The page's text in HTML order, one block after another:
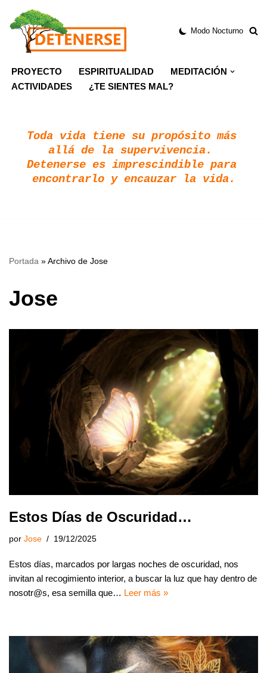
Saltar
Modo Nocturno
PROYECTO ESPIRITUALIDAD
MEDITACIÓN
ACTIVIDADES
¿TE SIENTES MAL?
Toda vida tiene su propósito más
allá de la supervivencia.
Detenerse es imprescindible para
encontrarlo y encauzar la vida.
Portada »Archivo de Jose
Jose
Estos Días de Oscuridad…
por Jose 19/12/2025
Estos días, marcados por largas noches de oscuridad, nos
invitan al recogimiento interior, a buscar la luz que hay dentro de
nosotr@s, esa semilla que… Leer más »